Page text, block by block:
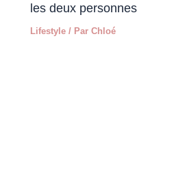
les deux personnes
Lifestyle / ParChloé